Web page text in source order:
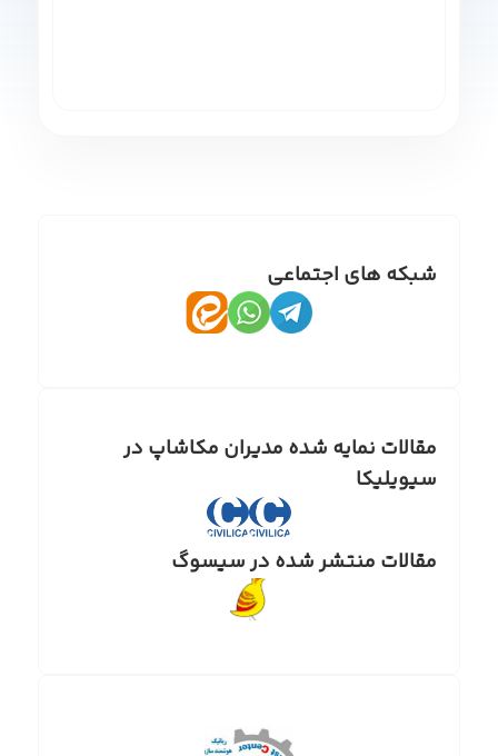
شبکه های اجتماعی
مقالات نمایه شده مدیران مکاشاپ در
سیویلیکا
مقالات منتشر شده در سیسوگ